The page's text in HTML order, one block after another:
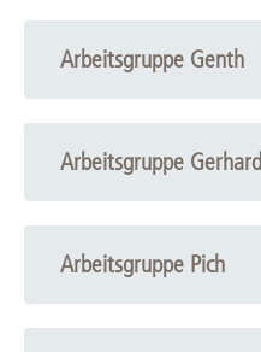
Arbeitsgruppe Genth
Arbeitsgruppe Gerhard
Arbeitsgruppe Pich